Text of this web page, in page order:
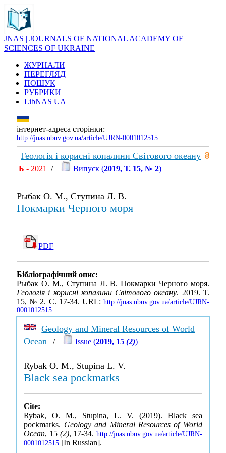
JNAS | JOURNALS OF NATIONAL ACADEMY OF
SCIENCES OF UKRAINE
ЖУРНАЛИ
ПЕРЕГЛЯД
ПОШУК
РУБРИКИ
LibNAS UA
інтернет-адреса сторінки:
http://jnas.nbuv.gov.ua/article/UJRN-0001012515
Геологія і корисні копалини Світового океану
Б - 2021 / Випуск (2019, Т. 15, № 2)
Рыбак О. М., Ступина Л. В.
Покмарки Черного моря
PDF
Бібліографічний опис:
Рыбак О. М., Ступина Л. В. Покмарки Черного моря.
Геологія і корисні копалини Світового океану. 2019. Т.
15, № 2. С. 17-34. URL: http://jnas.nbuv.gov.ua/article/UJRN-
0001012515
Geology and Mineral Resources of World
Ocean / Issue (2019, 15(2))
Rybak O. M., Stupina L. V.
Black sea pockmarks
Cite:
Rybak, O. M., Stupina, L. V. (2019). Black sea
pockmarks. Geology and Mineral Resources of World
Ocean, 15 (2), 17-34. http://jnas.nbuv.gov.ua/article/UJRN-
0001012515 [In Russian].